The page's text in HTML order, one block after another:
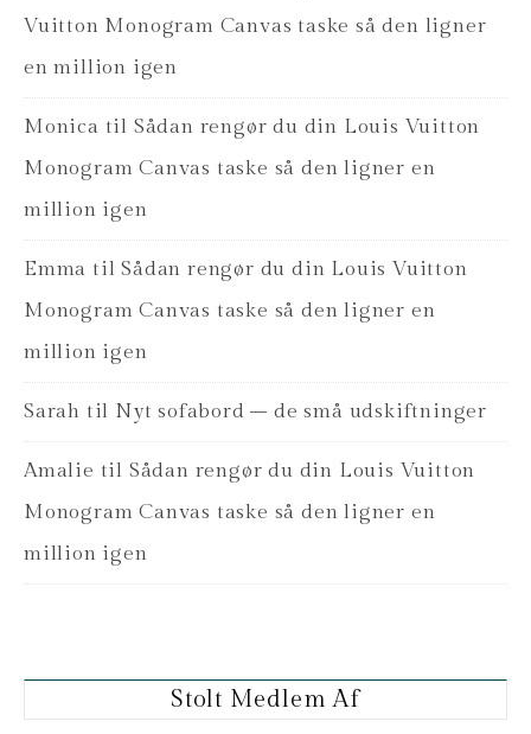
Vuitton Monogram Canvas taske så den ligner
en million igen
Monica til Sådan rengør du din Louis Vuitton
Monogram Canvas taske så den ligner en
million igen
Emma tilSådan rengør du din Louis Vuitton
Monogram Canvas taske så den ligner en
million igen
Sarah til Nyt sofabord – de små udskiftninger
Amalie til Sådan rengør du din Louis Vuitton
Monogram Canvas taske så den ligner en
million igen
Stolt Medlem Af